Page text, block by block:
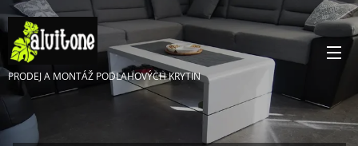
PRODEJ A MONTÁŽ PODLAHOVÝCH KRYTIN